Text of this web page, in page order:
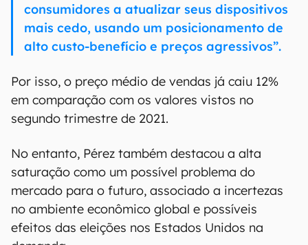
consumidores a atualizar seus dispositivos
mais cedo, usando um posicionamento de
alto custo-benefício e preços agressivos”.
Por isso, o preço médio de vendas já caiu 12%
em comparação com os valores vistos no
segundo trimestre de 2021.
No entanto, Pérez também destacou a alta
saturação como um possível problema do
mercado para o futuro, associado a incertezas
no ambiente econômico global e possíveis
efeitos das eleições nos Estados Unidos na